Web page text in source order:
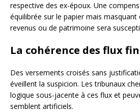
respective des ex-époux. Une
équilibrée sur le papier mais
revenus ou de patrimoine sera
La cohérence des flux
Des versements croisés sans
éveillent la suspicion. Les tribunaux
logique sous-jacente à ces flux et
semblent artificiels.